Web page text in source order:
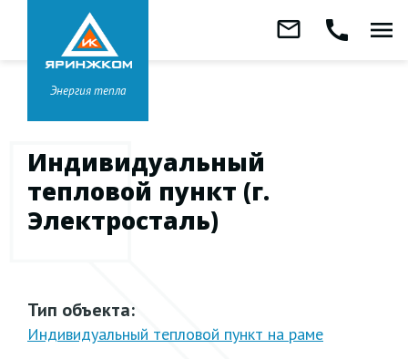
Заказать
Звонок бесплатный
8 800 333-99-01
Головной офис вЯрославле
+7 (4852) 67-96-00
Энергия тепла
mail_outline call menu
Индивидуальный
тепловой пункт (г.
Электросталь)
Тип объекта:
Индивидуальный тепловой пункт на раме